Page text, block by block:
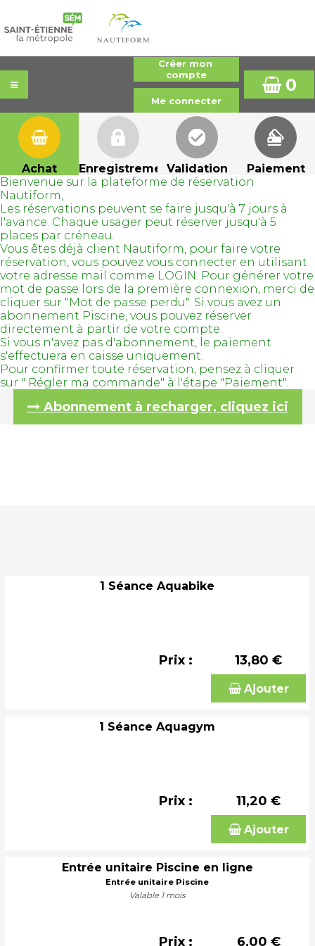
0
Achat EnregistrementValidation
Paiement
Bienvenue sur la plateforme de réservation
Nautiform,
Les réservations peuvent se faire jusqu'à 7 jours à
l'avance. Chaque usager peut réserver jusqu'à 5
places par créneau.
Vous êtes déjà client Nautiform, pour faire votre
réservation, vous pouvez vous connecter en utilisant
votre adresse mail comme LOGIN. Pour générer votre
mot de passe lors de la première connexion, merci de
cliquer sur "Mot de passe perdu". Si vous avez un
abonnement Piscine, vous pouvez réserver
directement à partir de votre compte.
Si vous n'avez pas d'abonnement, le paiement
s'effectuera en caisse uniquement.
Pour confirmer toute réservation, pensez à cliquer
sur " Régler ma commande" à l'étape "Paiement".
Abonnement à recharger, cliquez ici
1 Séance Aquabike
Prix : 13,80 €
Ajouter
1 Séance Aquagym
Prix : 11,20 €
Ajouter
Entrée unitaire Piscine en ligne
Entrée unitaire Piscine
Valable 1 mois
Prix : 6,00 €